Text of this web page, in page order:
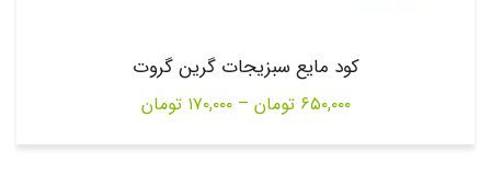
کود مایع سبزیجات گرین گروت
۶۵۰,۰۰۰ تومان – ۱۷۰,۰۰۰ تومانPrice